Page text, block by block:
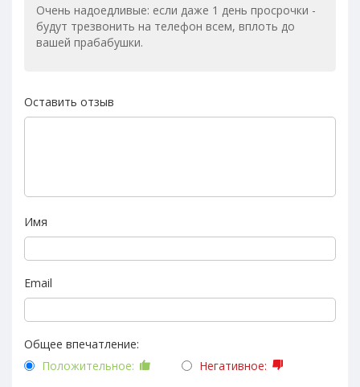
Очень надоедливые: если даже 1 день просрочки -
будут трезвонить на телефон всем, вплоть до
вашей прабабушки.
Оставить отзыв
Имя
Email
Общее впечатление:
Положительное:
Негативное: